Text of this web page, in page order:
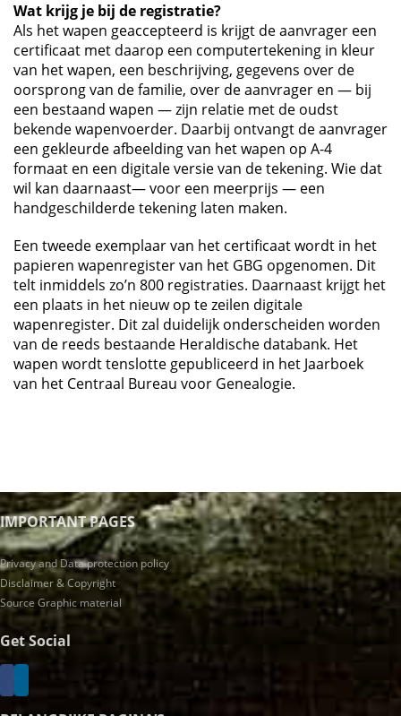
Wat krijg je bij de registratie?
Als het wapen geaccepteerd is krijgt de aanvrager een
certificaat met daarop een computertekening in kleur
van het wapen, een beschrijving, gegevens over de
oorsprong van de familie, over de aanvrager en — bij
een bestaand wapen — zijn relatie met de oudst
bekende wapenvoerder. Daarbij ontvangt de aanvrager
een gekleurde afbeelding van het wapen op A-4
formaat en een digitale versie van de tekening. Wie dat
wil kan daarnaast— voor een meerprijs — een
handgeschilderde tekening laten maken.
Een tweede exemplaar van het certificaat wordt in het
papieren wapenregister van het GBG opgenomen. Dit
telt inmiddels zo’n 800 registraties. Daarnaast krijgt het
een plaats in het nieuw op te zeilen digitale
wapenregister. Dit zal duidelijk onderscheiden worden
van de reeds bestaande Heraldische databank. Het
wapen wordt tenslotte gepubliceerd in het Jaarboek
van het Centraal Bureau voor Genealogie.
IMPORTANT PAGES
Privacy and Data protection policy
Disclaimer & Copyright
Source Graphic material
Get Social